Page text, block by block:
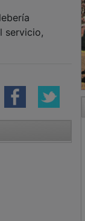
servicio,